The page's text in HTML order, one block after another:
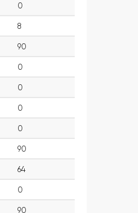
0
8
90
0
0
0
0
90
64
0
90